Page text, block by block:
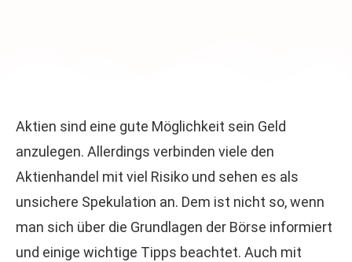
Aktien sind eine gute Möglichkeit sein Geld
anzulegen. Allerdings verbinden viele den
Aktienhandel mit viel Risiko und sehen es als
unsichere Spekulation an. Dem ist nicht so, wenn
man sich über die Grundlagen der Börse informiert
und einige wichtige Tipps beachtet. Auch mit